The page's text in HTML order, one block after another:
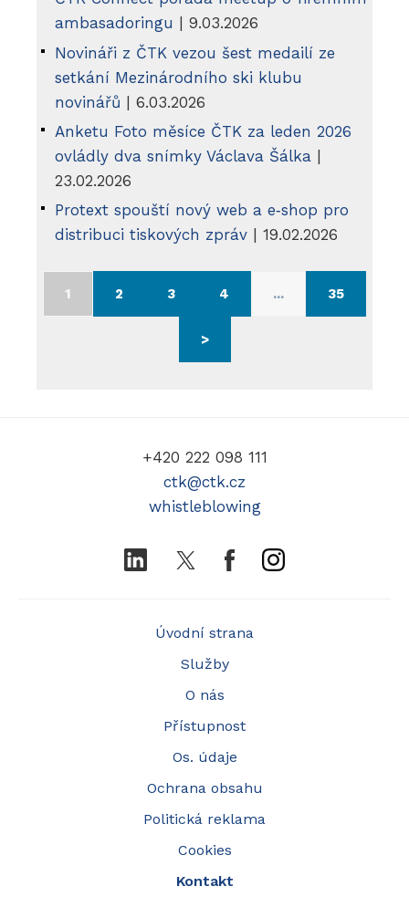
ambasadoringu | 9.03.2026
Novináři z ČTK vezou šest medailí ze
setkání Mezinárodního ski klubu
novinářů | 6.03.2026
Anketu Foto měsíce ČTK za leden 2026
ovládly dva snímky Václava Šálka |
23.02.2026
Protext spouští nový web a e‑shop pro
distribuci tiskových zpráv
| 19.02.2026
1 2 3 4 ... 35
>
+420 222 098 111
ctk@ctk.cz
whistleblowing
LinkedIn TwitterFacebookInstagram
Úvodní strana
Služby
O nás
Přístupnost
Os. údaje
Ochrana obsahu
Politická reklama
Cookies
Kontakt